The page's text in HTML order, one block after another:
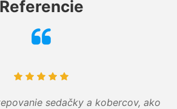
Referencie
sedačky a kobercov, ako